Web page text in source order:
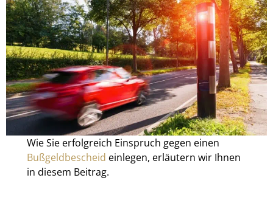
Wie Sie erfolgreich Einspruch gegen einen
Bußgeldbescheid einlegen, erläutern wir Ihnen
in diesem Beitrag.